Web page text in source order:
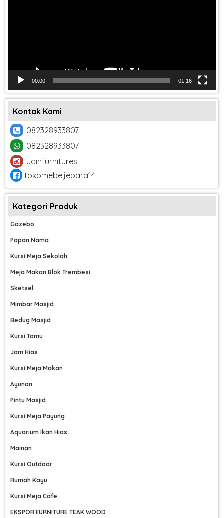
00:00 01:16
Kontak Kami
082328933807
082328933807
udinfurnitures
tokomebeljepara14
Kategori Produk
Gazebo
Papan Nama
Kursi Meja Sekolah
Meja Makan Blok Trembesi
Sketsel
Mimbar Masjid
Bedug Masjid
Kursi Tamu
Jam Hias
Kursi Meja Makan
Ayunan
Pintu Masjid
Kursi Meja Payung
Aquarium Ikan Hias
Mainan
Kursi Outdoor
Rumah Kayu
Kursi Meja Cafe
EKSPOR FURNITURE TEAK WOOD